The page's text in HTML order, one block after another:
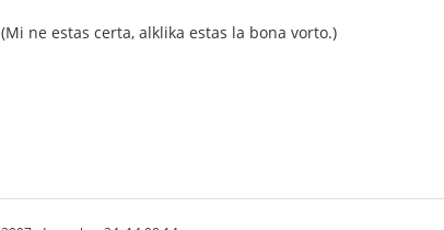
(Mi ne estas certa, alklika estas la bona vorto.)